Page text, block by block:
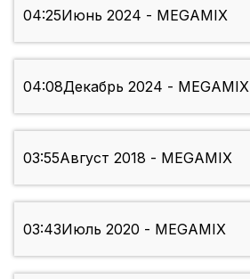
04:25Июнь 2024 - MEGAMIX
04:08Декабрь 2024 - MEGAMIX
03:55Август 2018 - MEGAMIX
03:43Июль 2020 - MEGAMIX